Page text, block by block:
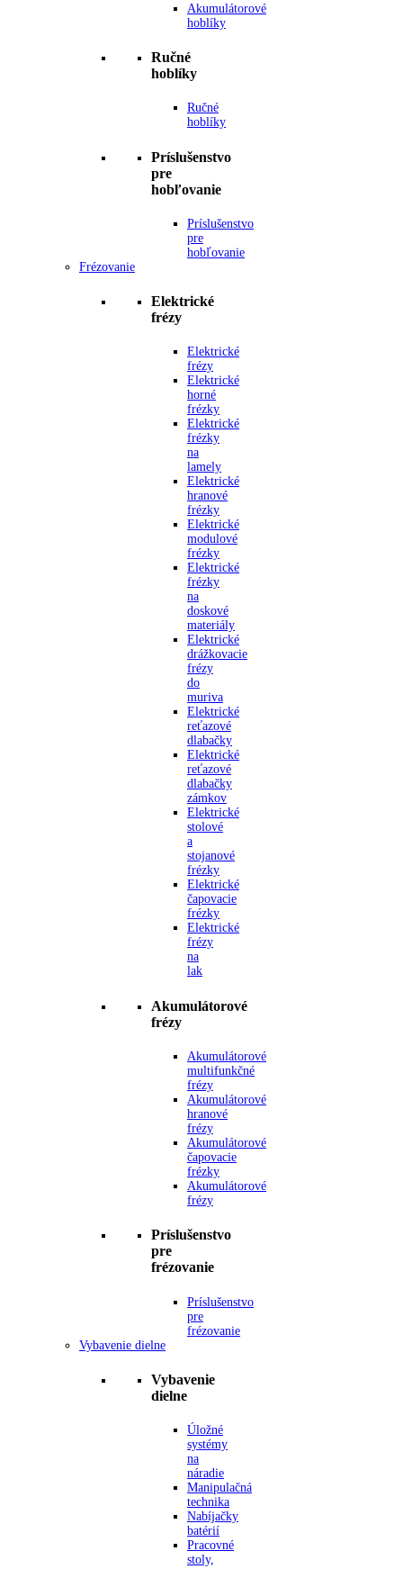
Akumulátorové
hoblíky
Ručné
hoblíky
Ručné
hoblíky
Príslušenstvo
pre
hobľovanie
Príslušenstvo
pre
hobľovanie
Frézovanie
Elektrické
frézy
Elektrické
frézy
Elektrické
horné
frézky
Elektrické
frézky
na
lamely
Elektrické
hranové
frézky
Elektrické
modulové
frézky
Elektrické
frézky
na
doskové
materiály
Elektrické
drážkovacie
frézy
do
muriva
Elektrické
reťazové
dlabačky
Elektrické
reťazové
dlabačky
zámkov
Elektrické
stolové
a
stojanové
frézky
Elektrické
čapovacie
frézky
Elektrické
frézy
na
lak
Akumulátorové
frézy
Akumulátorové
multifunkčné
frézy
Akumulátorové
hranové
frézy
Akumulátorové
čapovacie
frézky
Akumulátorové
frézy
Príslušenstvo
pre
frézovanie
Príslušenstvo
pre
frézovanie
Vybavenie dielne
Vybavenie
dielne
Úložné
systémy
na
náradie
Manipulačná
technika
Nabíjačky
batérií
Pracovné
stoly,